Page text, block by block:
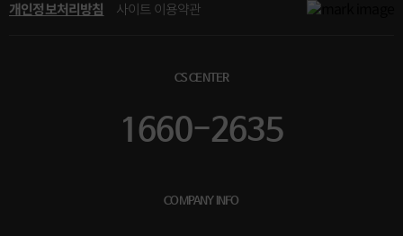
개인정보처리방침 사이트 이용약관
CS CENTER
1660-2635
COMPANY INFO